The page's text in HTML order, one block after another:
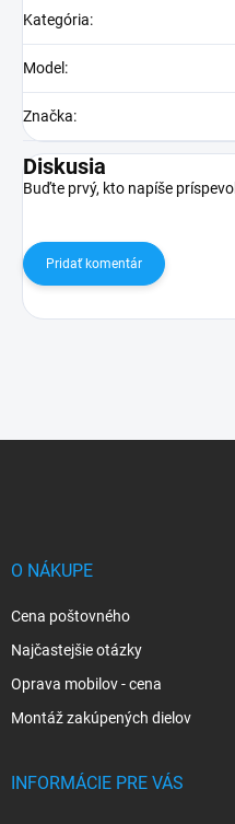
Kategória:
Model :
Značka:
Diskusia
Buďte prvý, kto napíše
Pridať komentár
O NÁKUPE
Cena poštovného
Najčastejšie otázky
Oprava mobilov - cena
Montáž zakúpených dielov
INFORMÁCIE PRE VÁS